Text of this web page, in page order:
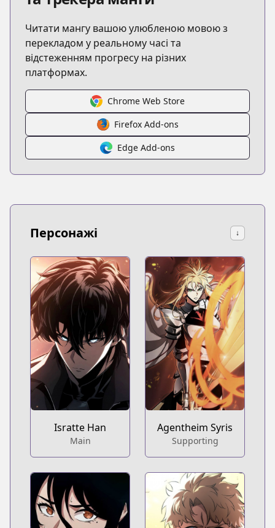
Читати мангу вашою улюбленою мовою з
перекладом у реальному часі та
відстеженням прогресу на різних
платформах.
Chrome Web Store
Firefox Add-ons
Edge Add-ons
Персонажі ↓
Isratte Han
Main
Agentheim Syris
Supporting